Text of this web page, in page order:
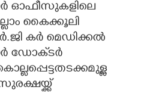
ഓഫീസുകളിലെ
കൈക്കൂലി
കർ മെഡിക്കൽ
ഡോക്‌ടർ